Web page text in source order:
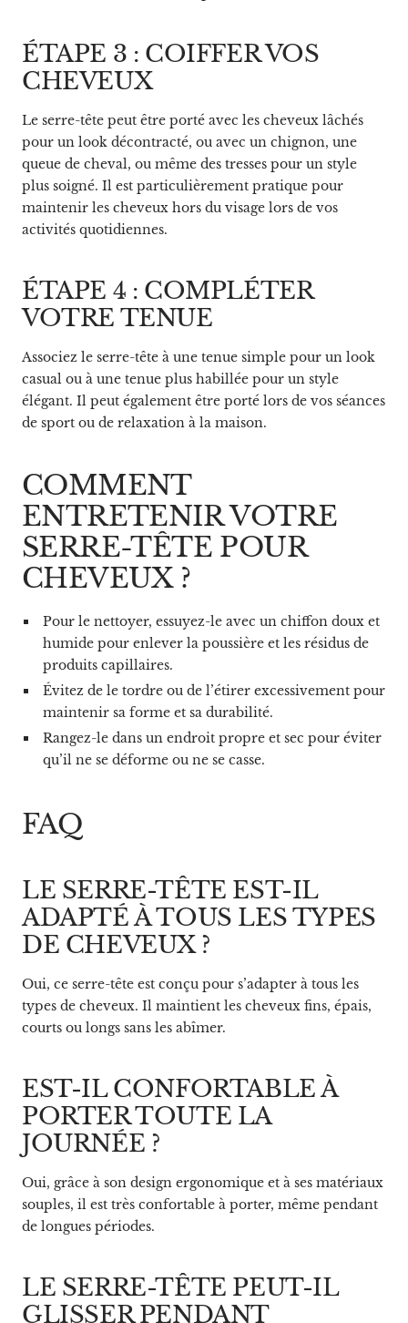
ÉTAPE 3 : COIFFER VOS
CHEVEUX
Le serre-tête peut être porté avec les cheveux lâchés
pour un look décontracté, ou avec un chignon, une
queue de cheval, ou même des tresses pour un style
plus soigné. Il est particulièrement pratique pour
maintenir les cheveux hors du visage lors de vos
activités quotidiennes.
ÉTAPE 4 : COMPLÉTER
VOTRE TENUE
Associez le serre-tête à une tenue simple pour un look
casual ou à une tenue plus habillée pour un style
élégant. Il peut également être porté lors de vos séances
de sport ou de relaxation à la maison.
COMMENT
ENTRETENIR VOTRE
SERRE-TÊTE POUR
CHEVEUX ?
Pour le nettoyer, essuyez-le avec un chiffon doux et
humide pour enlever la poussière et les résidus de
produits capillaires.
Évitez de le tordre ou de l’étirer excessivement pour
maintenir sa forme et sa durabilité.
Rangez-le dans un endroit propre et sec pour éviter
qu’il ne se déforme ou ne se casse.
FAQ
LE SERRE-TÊTE EST-IL
ADAPTÉ À TOUS LES TYPES
DE CHEVEUX ?
Oui, ce serre-tête est conçu pour s’adapter à tous les
types de cheveux. Il maintient les cheveux fins, épais,
courts ou longs sans les abîmer.
EST-IL CONFORTABLE À
PORTER TOUTE LA
JOURNÉE ?
Oui, grâce à son design ergonomique et à ses matériaux
souples, il est très confortable à porter, même pendant
de longues périodes.
LE SERRE-TÊTE PEUT-IL
GLISSER PENDANT